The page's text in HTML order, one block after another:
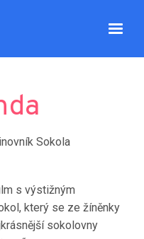
Sokola
s výstižným
který se ze žíněnky
sokolovny